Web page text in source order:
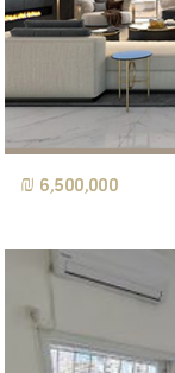
6,500,000 ₪